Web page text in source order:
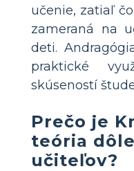
učenie, zatiaľ čo
zameraná na
deti.
praktické
skúseností
Prečo je
teória
učiteľov?